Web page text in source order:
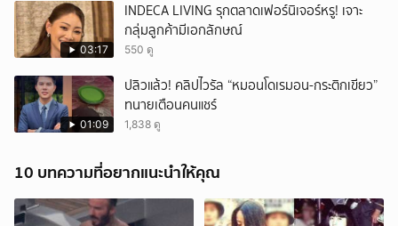
03:17
INDECA LIVING รุกตลาดเฟอร์นิเจอร์หรู! เจาะ
กลุ่มลูกค้ามีเอกลักษณ์
550 ดู
01:09
ปลิวแล้ว! คลิปไวรัล “หมอนโดเรมอน-กระติกเขียว”
ทนายเตือนคนแชร์
1,838 ดู
10 บทความที่อยากแนะนำให้คุณ